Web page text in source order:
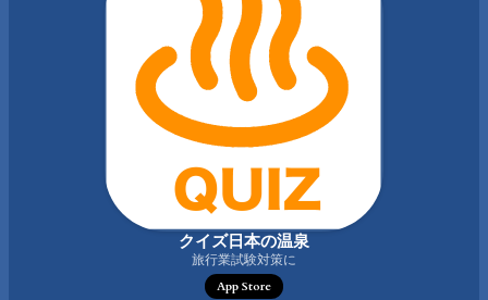
クイズ日本の温泉
旅行業試験対策に
App Store